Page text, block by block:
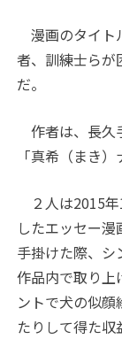
漫画のタイト
者、訓練士らが
だ。
作者は、長久
「真希（まき
２人は2015年
したエッセー
手掛けた際、シ
作品内で取り上
ントで犬の似
たりして得た収